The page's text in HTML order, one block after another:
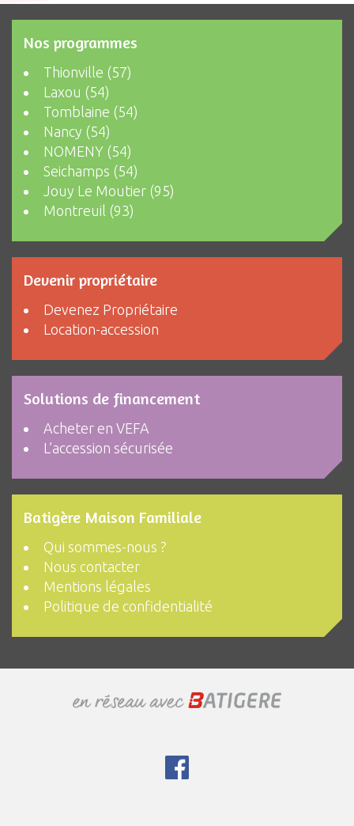
Nos programmes
Thionville (57)
Laxou (54)
Tomblaine (54)
Nancy (54)
NOMENY (54)
Seichamps (54)
Jouy Le Moutier (95)
Montreuil (93)
Devenir propriétaire
Devenez Propriétaire
Location-accession
Solutions de financement
Acheter en VEFA
L’accession sécurisée
Batigère Maison Familiale
Qui sommes-nous ?
Nous contacter
Mentions légales
Politique de confidentialité